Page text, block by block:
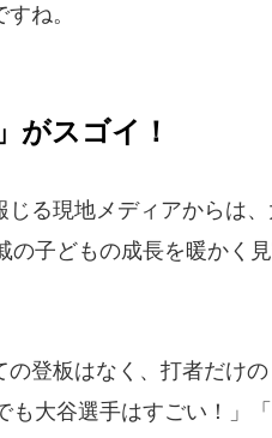
ね。
がスゴイ！
る現地メディアからは、
の子どもの成長を暖かく
登板はなく、打者だけ
も大谷選手はすごい！」